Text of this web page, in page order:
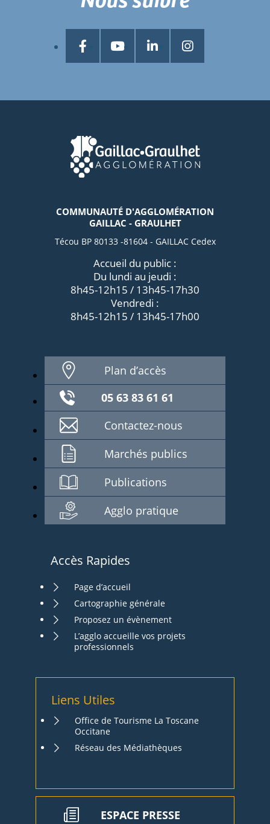
COMMUNAUTÉ D'AGGLOMÉRATION
GAILLAC - GRAULHET
Técou BP 80133 -81604 - GAILLAC Cedex
Accueil du public :
Du lundi au jeudi :
8h45-12h15 / 13h45-17h30
Vendredi :
8h45-12h15 / 13h45-17h00
Plan d’accès
05 63 83 61 61
Contactez-nous
Marchés publics
Publications
Agglo pratique
Accès Rapides
Page d’accueil
Cartographie générale
Proposez un évènement
L’agglo accueille vos projets
professionnels
Liens Utiles
Office de Tourisme La Toscane
Occitane
Réseau des Médiathèques
ESPACE PRESSE